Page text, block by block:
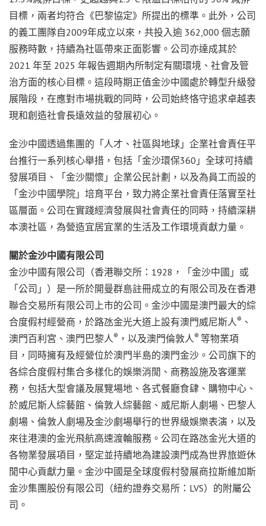
目標，兩者均符合《巴黎協定》所提出的標準。此外，公司
的義工團隊自2009年成立以來，共投入逾 362,000 個志願
服務時數，持續為社區帶來正面影響。公司亦達成其於
2021 年至 2025 年報告週期內所制定有關環境、社會及管
治方面的核心目標。這段時期正值金沙中國處於轉型升級發
展階段，在應對市場挑戰的同時，公司始終恪守追求卓越表
現和創造社會長遠效益的發展初心。
金沙中國透過集團的「人才、社區與地球」企業社會責任平
台推行一系列核心舉措，包括「金沙環保360」全球可持續
發展項目、「金沙關懷」企業公民計劃，以及為員工而設的
「金沙中國學院」培育平台，致力將企業社會責任落實至社
區層面。公司在實踐經濟發展與社會責任的同時，持續深耕
本澳社區，為營造宜居宜業的生活及工作環境貢獻力量。
關於金沙中國有限公司
金沙中國有限公司（香港聯交所：1928，「金沙中國」或
「公司」）是一所於開曼群島註冊成立的有限公司及在香港
聯合交易所有限公司上市的公司。金沙中國是澳門最大的綜
合度假村經營商，於路氹金光大道上設有澳門威尼斯人 ® 、
澳門百利宮、澳門巴黎人 ® ，以及澳門倫敦人 ® 等物業項
目，同時擁有及經營位於澳門半島的澳門金沙。公司旗下的
各綜合度假村集合多樣化的娛樂消閒、商務設施及客運業
務，包括大型會議及展覽場地、各式餐廳食肆、購物中心、
於威尼斯人綜藝館、倫敦人綜藝館、威尼斯人劇場、巴黎人
劇場、倫敦人劇場及金沙劇場舉行的世界級娛樂表演，以及
來往港澳的金光飛航高速渡輪服務。公司在路氹金光大道的
各物業發展項目，堅定並持續地為建設澳門成為世界旅遊休
閒中心貢獻力量。金沙中國是全球度假村發展商拉斯維加斯
金沙集團股份有限公司（紐約證券交易所：LVS）的附屬公
司。